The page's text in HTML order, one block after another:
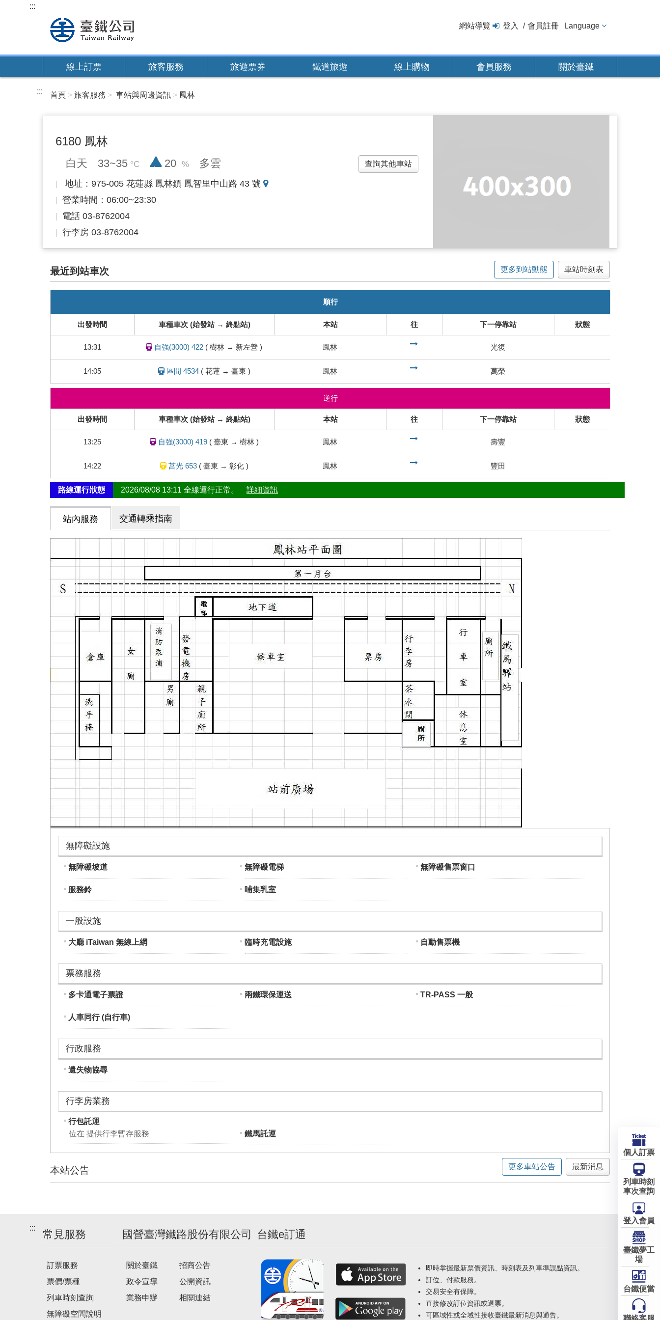
內
:::
網站導覽 登入 會員註冊 Language
線上訂票 旅客服務 旅遊票券 鐵道旅遊 線上購物 會員服務 關於臺鐵
::: 首頁 旅客服務 車站與周邊資訊 鳳林
6180 鳳林
查詢其他車站
白天 33~35 降雨率
20 多雲
地址：975-005 花蓮縣 鳳林鎮 鳳智里中山路 43 號
營業時間：06:00~23:30
電話 03-8762004
行李房 03-8762004
最近到站車次 更多到站動態 車站時刻表
順行
出發時間 車種車次 (始發站 → 終點站) 本站 往 下一停靠站 狀態
13:31 自強(3000) 422 ( 樹林 → 新左營 ) 鳳林 光復
14:05 區間 4534 ( 花蓮 → 臺東 ) 鳳林 萬榮
車
逆行
出發時間 車種車次 (始發站 → 終點站) 本站 往 下一停靠站 狀態
13:25 自強(3000) 419 ( 臺東 → 樹林 ) 鳳林 壽豐
14:22 莒光 653 ( 臺東 → 彰化 ) 鳳林 豐田
路線運行狀態 2026/08/08 13:11 全線運行正常。 詳細資訊
站內服務 交通轉乘指南
無障礙設施
無障礙坡道 無障礙電梯 無障礙售票窗口
服務鈴 哺集乳室
一般設施
大廳 iTaiwan 無線上網 臨時充電設施 自動售票機
票務服務
多卡通電子票證 兩鐵環保運送 TR-PASS 一般
人車同行 (自行車)
行政服務
遺失物協尋
行李房業務
行包託運
位在 提供行李暫存服務
鐵馬託運
本站公告 更多車站公告 最新消息
乘
:::
常見服務
訂票服務
票價/票種
列車時刻查詢
無障礙空間說明
國營臺灣鐵路股份有限公司
關於臺鐵
政令宣導
業務申辦
招商公告
公開資訊
相關連結
台鐵e訂通
即時掌握最新票價資訊、時刻表及列車準誤點資訊。
訂位、付款服務。
交易安全有保障。
直接修改訂位資訊或退票。
可區域性或全域性接收臺鐵最新消息與通告。
個人訂票
列車時刻
車次查詢
登入會員
臺鐵夢工
場
台鐵便當
聯絡客服